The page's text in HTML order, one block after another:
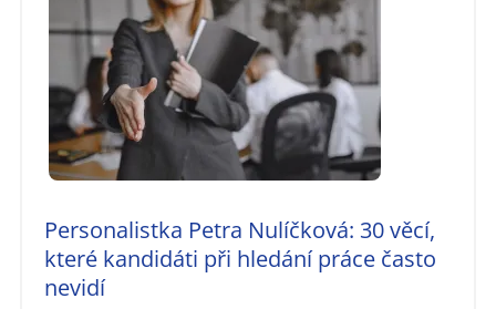
Personalistka Petra Nulíčková: 30 věcí,
které kandidáti při hledání práce často
nevidí